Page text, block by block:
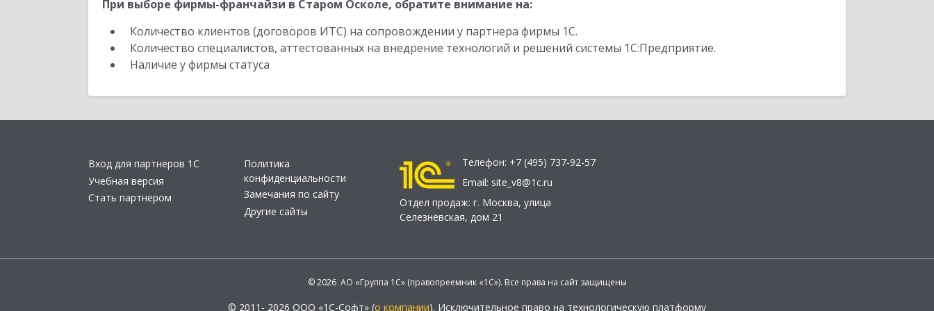
При выборе фирмы-франчайзи в Старом Осколе, обратите внимание на:
Количество клиентов (договоров ИТС) на сопровождении у партнера фирмы 1С.
Количество специалистов, аттестованных на внедрение технологий и решений системы 1С:Предприятие.
Наличие у фирмы статуса
Вход для партнеров 1С
Учебная версия
Стать партнером
Политика
конфиденциальности
Замечания по сайту
Другие сайты
Телефон: +7 (495) 737-92-57
Email: site_v8@1c.ru
Отдел продаж: г. Москва, улица
Селезнёвская, дом 21
© 2026 АО «Группа 1С» (правопреемник «1С»). Все права на сайт защищены
© 2011- 2026 ООО «1С-Софт» (о компании). Исключительное право на технологическую платформу